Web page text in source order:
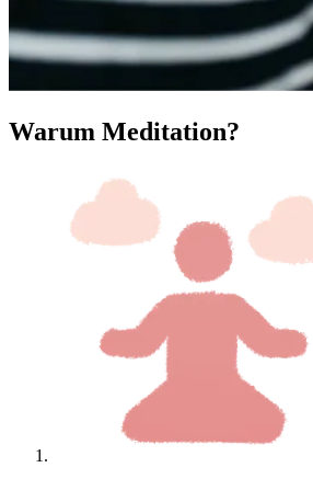
Warum Meditation?